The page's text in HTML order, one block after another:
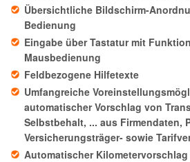
Übersichtliche Bildschirm-
Bedienung
Eingabe über Tastatur mit
Mausbedienung
Feldbezogene Hilfetexte
Umfangreiche
automatischer Vorschlag von
Selbstbehalt, ... aus Firmendaten,
Versicherungsträger- sowie
Automatischer